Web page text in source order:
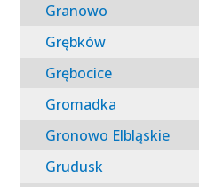
Granowo
Grębków
Grębocice
Gromadka
Gronowo Elbląskie
Grudusk